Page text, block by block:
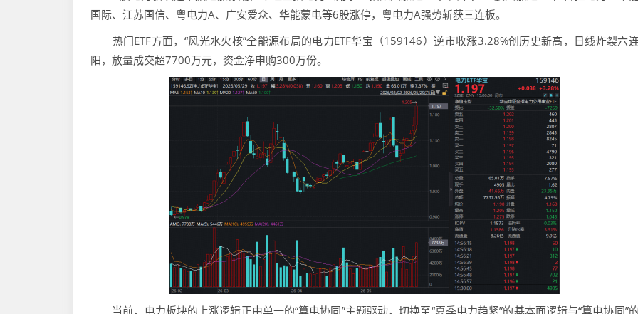
国际、江苏国信、粤电力A、广安爱众、华能蒙电等6股涨停，粤电力A强势斩获三连板。
热门ETF方面，“风光水火核”全能源布局的电力ETF华宝（159146）逆市收涨3.28%创历史新高，日线炸裂六
阳，放量成交超7700万元，资金净申购300万份。
当前，电力板块的上涨逻辑正由单一的“算电协同”主题驱动，切换至“夏季电力趋紧”的基本面逻辑与“算电协同”